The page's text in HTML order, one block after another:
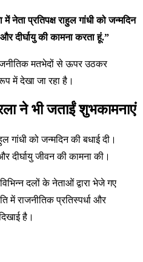
नेता प्रतिपक्ष राहुल गांधी को जन्मदिन
दीर्घायु की कामना करता हूं.”
मतभेदों से ऊपर उठकर
में देखा जा रहा है।
ने भी जताईं शुभकामनाएं
गांधी को जन्मदिन की बधाई दी।
जीवन की कामना की।
दलों के नेताओं द्वारा भेजे गए
में राजनीतिक प्रतिस्पर्धा और
है।